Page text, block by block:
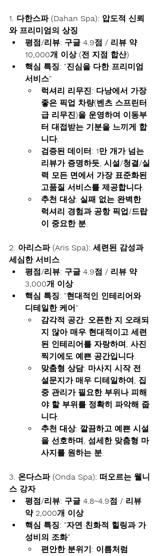
1. 다한스파 (Dahan Spa): 압도적 신뢰
와 프리미엄의 상징
평점/리뷰: 구글 4.9점 / 리뷰 약
10,000개 이상 (전 지점 합산)
핵심 특징: "진심을 다한 프리미엄
서비스"
럭셔리 리무진: 다낭에서 가장
좋은 픽업 차량(벤츠 스프린터
급 리무진)을 운영하여 이동부
터 대접받는 기분을 느끼게 합
니다.
검증된 데이터: 1만 개가 넘는
리뷰가 증명하듯, 시설/청결/실
력 모든 면에서 가장 표준화된
고품질 서비스를 제공합니다.
추천 대상: 실패 없는 완벽한
럭셔리 경험과 공항 픽업/드랍
이 중요한 분.
2. 아리스파 (Aris Spa): 세련된 감성과
세심한 서비스
평점/리뷰: 구글 4.9점 / 리뷰 약
3,000개 이상
핵심 특징: "현대적인 인테리어와
디테일한 케어"
감각적 공간: 오픈한 지 오래되
지 않아 매우 현대적이고 세련
된 인테리어를 자랑하며, 사진
찍기에도 예쁜 공간입니다.
맞춤형 상담: 마사지 시작 전
설문지가 매우 디테일하여, 집
중 관리가 필요한 부위나 피해
야 할 부위를 정확히 파악해 줍
니다.
추천 대상: 깔끔하고 예쁜 시설
을 선호하며, 섬세한 맞춤형 마
사지를 원하는 분.
3. 온다스파 (Onda Spa): 떠오르는 웰니
스 강자
평점/리뷰: 구글 4.8~4.9점 / 리뷰
약 2,000개 이상
핵심 특징: "자연 친화적 힐링과 가
성비의 조화"
편안한 분위기: 이름처럼